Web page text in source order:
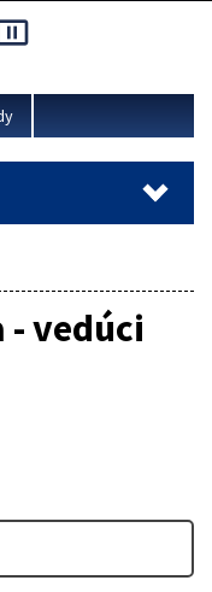
vnútra SR.
- vedúci